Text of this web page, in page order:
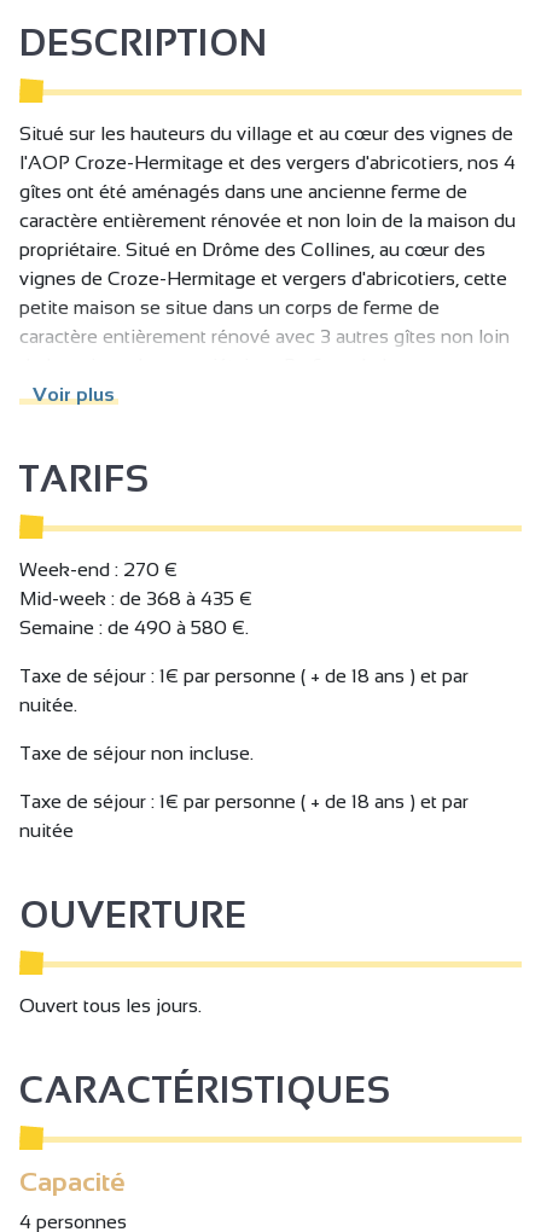
DESCRIPTION
Situé sur les hauteurs du village et au cœur des vignes de
l'AOP Croze-Hermitage et des vergers d'abricotiers, nos 4
gîtes ont été aménagés dans une ancienne ferme de
caractère entièrement rénovée et non loin de la maison du
propriétaire. Situé en Drôme des Collines, au cœur des
vignes de Croze-Hermitage et vergers d'abricotiers, cette
petite maison se situe dans un corps de ferme de
caractère entièrement rénové avec 3 autres gîtes non loin
exceptionnelle sur la vallée du Rhône, l'Ardèche, le
Hermitage et St Joseph... Sur 3000 m2 de terrain
(barbecue, balançoire, tobogan, table ping pong, babyfoot),
vous pourrez retrouver la nature préservée et son calme
tout en étant proches des grands axes et agglomérations :
3.5 km de la sortie d'autoroute A7 n°13, 20 km de Valence
et 17 km de Romans-sur-Isère, 20 min de la gare TGV
Voir plus
TARIFS
Week-end : 270 €
Mid-week : de 368 à 435 €
Semaine : de 490 à 580 €.
Taxe de séjour : 1€ par personne ( + de 18 ans ) et par
nuitée.
Taxe de séjour non incluse.
Taxe de séjour : 1€ par personne ( + de 18 ans ) et par
nuitée
OUVERTURE
Ouvert tous les jours.
CARACTÉRISTIQUES
Capacité
4 personnes